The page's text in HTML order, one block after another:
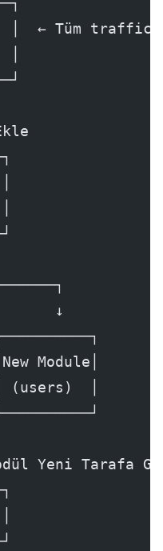
│  ← Tüm traffic
↓
Module│
│
Yeni Tarafa